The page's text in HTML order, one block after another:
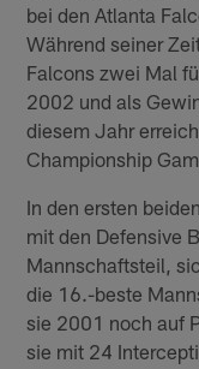
bei den Atlanta
Während seiner
Falcons zwei Mal
2002 und als
diesem Jahr
Championship
In den ersten
mit den Defensive
Mannschaftsteil,
die 16.-beste
sie 2001 noch auf
sie mit 24